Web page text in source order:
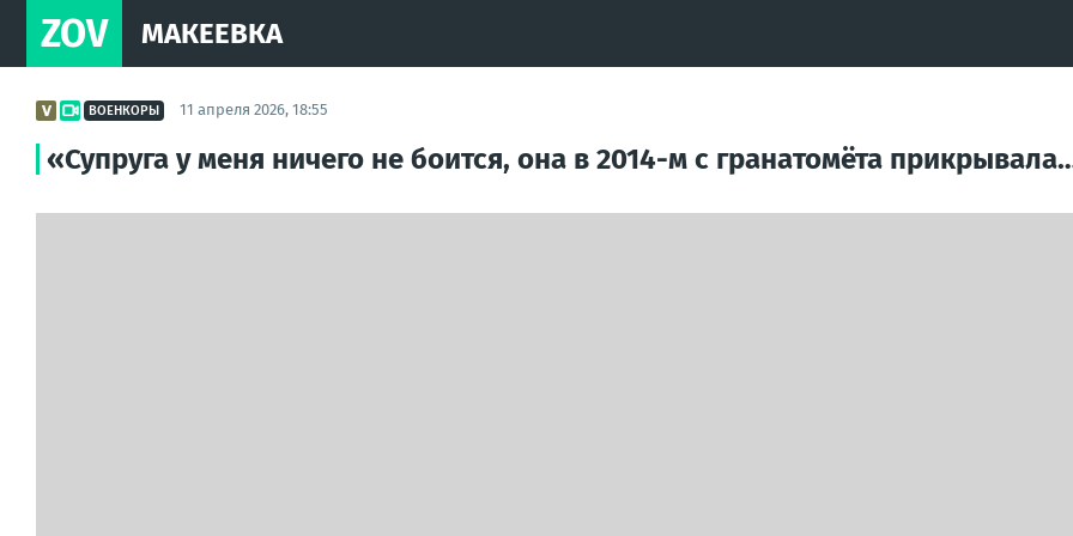
ZOV МАКЕЕВКА
ВОЕНКОРЫ 11 апреля 2026, 18:55
«Супруга у меня ничего не боится, она в 2014-м с гранатомёта